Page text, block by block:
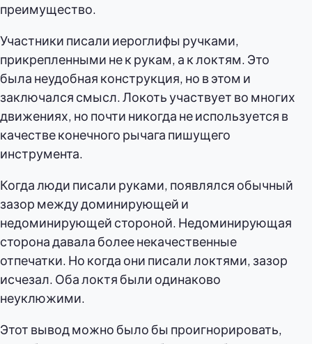
преимущество.
Участники писали иероглифы ручками,
прикрепленными не к рукам, а к локтям. Это
была неудобная конструкция, но в этом и
заключался смысл. Локоть участвует во многих
движениях, но почти никогда не используется в
качестве конечного рычага пишущего
инструмента.
Когда люди писали руками, появлялся обычный
зазор между доминирующей и
недоминирующей стороной. Недоминирующая
сторона давала более некачественные
отпечатки. Но когда они писали локтями, зазор
исчезал. Оба локтя были одинаково
неуклюжими.
Этот вывод можно было бы проигнорировать,